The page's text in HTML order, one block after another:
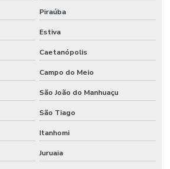
Piraúba
Estiva
Caetanópolis
Campo do Meio
São João do Manhuaçu
São Tiago
Itanhomi
Juruaia